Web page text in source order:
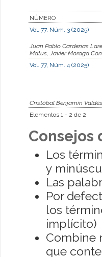
NÚMERO
Vol. 77, Núm. 3 (2025)
Juan Pablo Cardenas
Matus, Javier Moraga
Vol. 77, Núm. 4 (2025)
Cristóbal Benjamín
Elementos 1 - 2 de 2
Consejos
Los
y
Las
Por
los
implícito)
Combine
que